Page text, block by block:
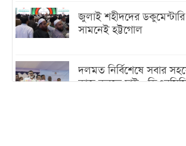
জুলাই শহীদদের ডকুমেন্টারি
সামনেই হট্টগোল
দলমত নির্বিশেষে সবার
কাজ করতে চাই :